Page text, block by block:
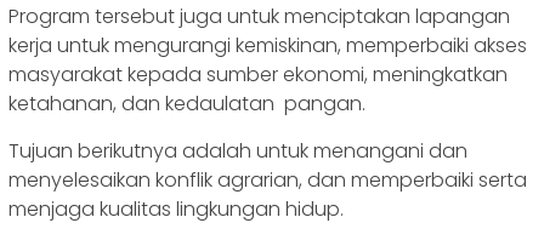
Program tersebut juga untuk menciptakan lapangan
kerja untuk mengurangi kemiskinan, memperbaiki akses
masyarakat kepada sumber ekonomi, meningkatkan
ketahanan, dan kedaulatan pangan.
Tujuan berikutnya adalah untuk menangani dan
menyelesaikan konflik agrarian, dan memperbaiki serta
menjaga kualitas lingkungan hidup.